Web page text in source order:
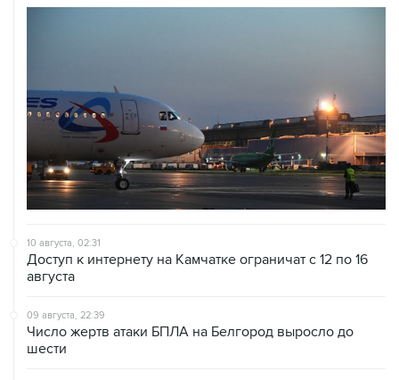
10 августа, 02:31
Доступ к интернету на Камчатке ограничат с 12 по 16
августа
09 августа, 22:39
Число жертв атаки БПЛА на Белгород выросло до
шести